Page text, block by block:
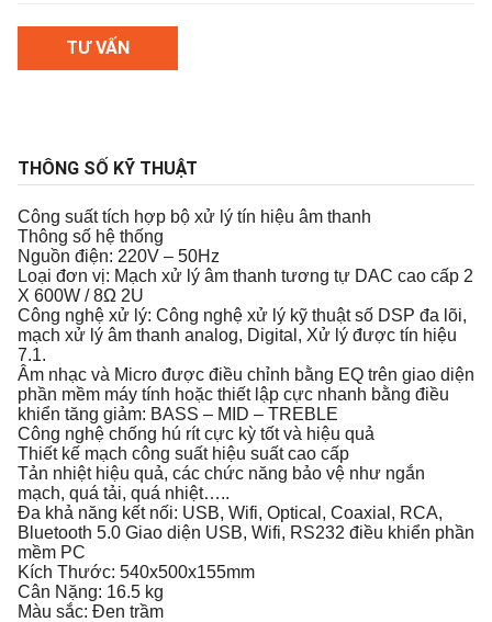
TƯ VẤN
THÔNG SỐ KỸ THUẬT
Công suất tích hợp bộ xử lý tín hiệu âm thanh
Thông số hệ thống
Nguồn điện: 220V – 50Hz
Loại đơn vị: Mạch xử lý âm thanh tương tự DAC cao cấp 2
X 600W / 8Ω 2U
Công nghệ xử lý: Công nghệ xử lý kỹ thuật số DSP đa lõi,
mạch xử lý âm thanh analog, Digital, Xử lý được tín hiệu
7.1.
Âm nhạc và Micro được điều chỉnh bằng EQ trên giao diện
phần mềm máy tính hoặc thiết lập cực nhanh bằng điều
khiển tăng giảm: BASS – MID – TREBLE
Công nghệ chống hú rít cực kỳ tốt và hiệu quả
Thiết kế mạch công suất hiệu suất cao cấp
Tản nhiệt hiệu quả, các chức năng bảo vệ như ngắn
mạch, quá tải, quá nhiệt…..
Đa khả năng kết nối: USB, Wifi, Optical, Coaxial, RCA,
Bluetooth 5.0 Giao diện USB, Wifi, RS232 điều khiển phần
mềm PC
Kích Thước: 540x500x155mm
Cân Nặng: 16.5 kg
Màu sắc: Đen trầm